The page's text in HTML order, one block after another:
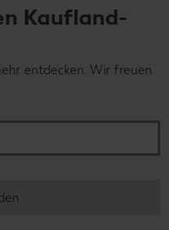
Kaufland-
entdecken. Wir freuen